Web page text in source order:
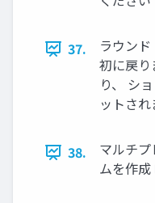
37.
ラウン
初に戻
り、 シ
ットされ
38.
マルチ
ムを作